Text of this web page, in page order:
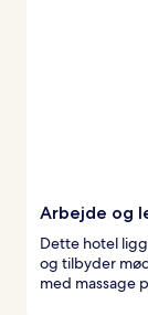
Arbejde og
Dette hotel
og tilbyder
med massage